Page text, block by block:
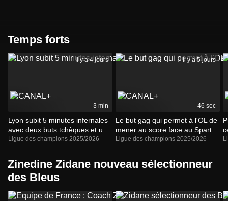
Temps forts
Il y a 4 jours
3 min
Lyon subit 5 minutes infernales
avec deux buts tchèques et un
pénalty manqué - Ligue des
Ligue des champions 2025/2026
Il y a 5 jours
46 sec
Le but gag qui permet à l'OL de
mener au score face au Sparta
juste avant la mi-temps - Ligue
Ligue des champions 2025/2026
Zinedine Zidane nouveau sélectionneur
des Bleus